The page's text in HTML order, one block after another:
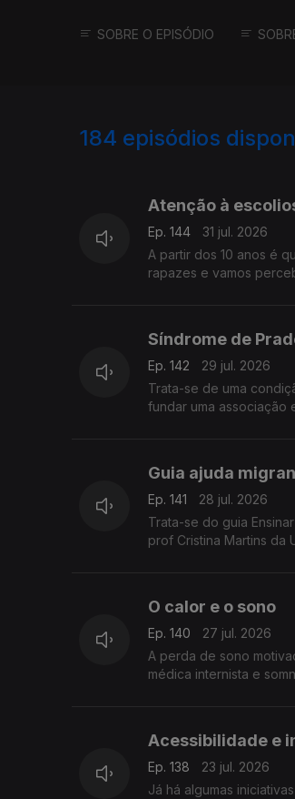
SOBRE O EPISÓDIO
184 episódios
Atenção à
Ep. 144
31 jul. 2026
A partir dos 10 anos é
rapazes e vamos
Síndrome de
Ep. 142
29 jul. 2026
Trata-se de uma
fundar uma associação
Guia ajuda
Ep. 141
28 jul. 2026
Trata-se do guia
prof Cristina Martins da
O calor e o sono
Ep. 140
27 jul. 2026
A perda de sono
médica internista e
Acessibilidade e
Ep. 138
23 jul. 2026
Já há algumas